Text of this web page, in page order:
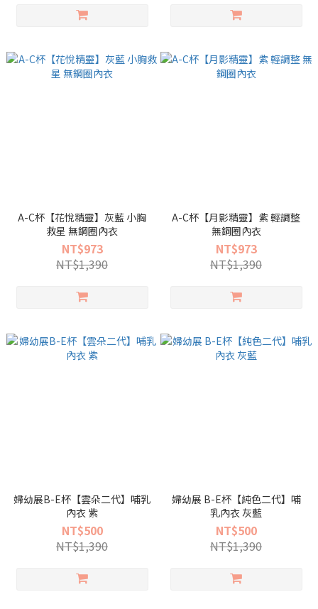
A-C杯【花悅精靈】灰藍 小胸
救星 無鋼圈內衣
NT$973
NT$1,390
A-C杯【月影精靈】紫 輕調整
無鋼圈內衣
NT$973
NT$1,390
婦幼展B-E杯【雲朵二代】哺乳
內衣 紫
NT$500
NT$1,390
婦幼展 B-E杯【純色二代】哺
乳內衣 灰藍
NT$500
NT$1,390